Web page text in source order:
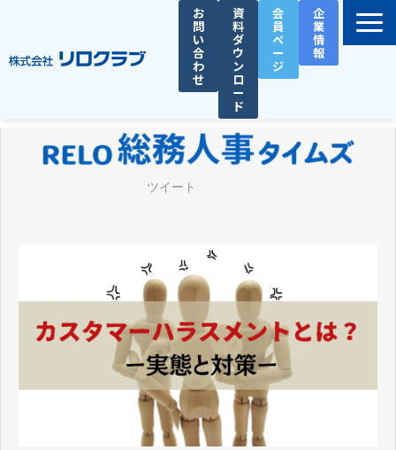
お
問
い
合
わ
せ
資
料
ダ
ウ
ン
ロ
ー
ド
会
員
ペ
ー
ジ
企
業
情
報
選ばれる理由
サービス一覧
お役立ち資料
セミナー
総務人事タイムズ
ツイート